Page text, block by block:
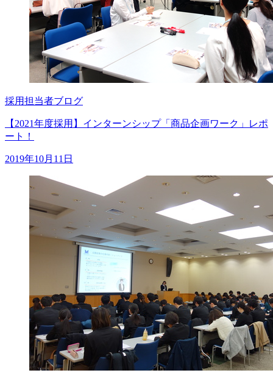
採用担当者ブログ
【2021年度採用】インターンシップ「商品企画ワーク」レポ
ート！
2019年10月11日